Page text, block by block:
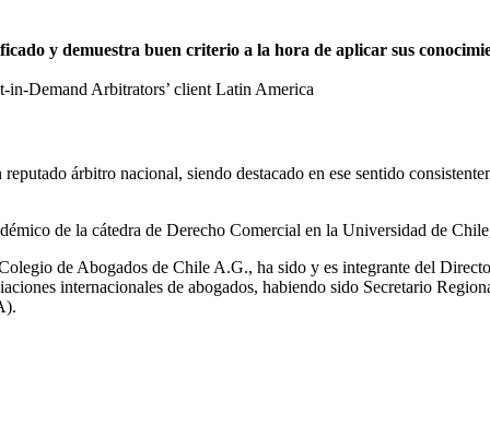
y demuestra buen criterio a la hora de aplicar sus
Demand Arbitrators’ client Latin America
árbitro nacional, siendo destacado en ese sentido
de la cátedra de Derecho Comercial en la Universidad de
de Abogados de Chile A.G., ha sido y es integrante del
internacionales de abogados, habiendo sido Secretario